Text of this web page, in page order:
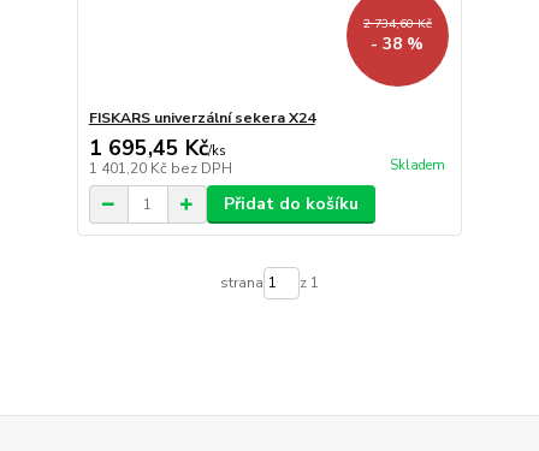
2 734,60 Kč
- 38 %
FISKARS univerzální sekera X24
1 695,45 Kč/ks
1 401,20 Kč bez DPH Skladem
Přidat do košíku
strana z 1